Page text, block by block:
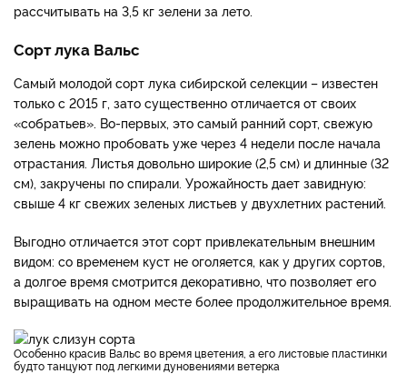
рассчитывать на 3,5 кг зелени за лето.
Сорт лука Вальс
Самый молодой сорт лука сибирской селекции – известен
только с 2015 г, зато существенно отличается от своих
«собратьев». Во-первых, это самый ранний сорт, свежую
зелень можно пробовать уже через 4 недели после начала
отрастания. Листья довольно широкие (2,5 см) и длинные (32
см), закручены по спирали. Урожайность дает завидную:
свыше 4 кг свежих зеленых листьев у двухлетних растений.
Выгодно отличается этот сорт привлекательным внешним
видом: со временем куст не оголяется, как у других сортов,
а долгое время смотрится декоративно, что позволяет его
выращивать на одном месте более продолжительное время.
Особенно красив Вальс во время цветения, а его листовые пластинки
будто танцуют под легкими дуновениями ветерка